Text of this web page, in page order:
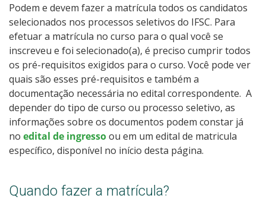
Podem e devem fazer a matrícula todos os candidatos
selecionados nos processos seletivos do IFSC. Para
efetuar a matrícula no curso para o qual você se
inscreveu e foi selecionado(a), é preciso cumprir todos
os pré-requisitos exigidos para o curso. Você pode ver
quais são esses pré-requisitos e também a
documentação necessária no edital correspondente. A
depender do tipo de curso ou processo seletivo, as
informações sobre os documentos podem constar já
no edital de ingressoou em um edital de matricula
específico, disponível no início desta página.
Quando fazer a matrícula?